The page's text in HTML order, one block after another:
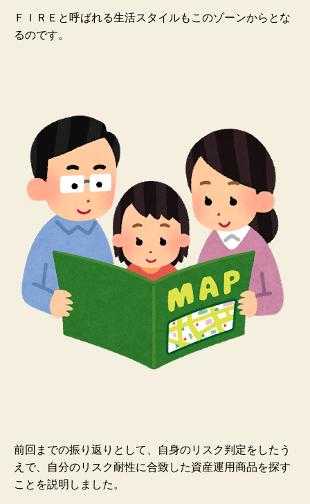
ＦＩＲＥと呼ばれる生活スタイルもこのゾーンからとな
るのです。
前回までの振り返りとして、自身のリスク判定をしたう
えで、自分のリスク耐性に合致した資産運用商品を探す
ことを説明しました。